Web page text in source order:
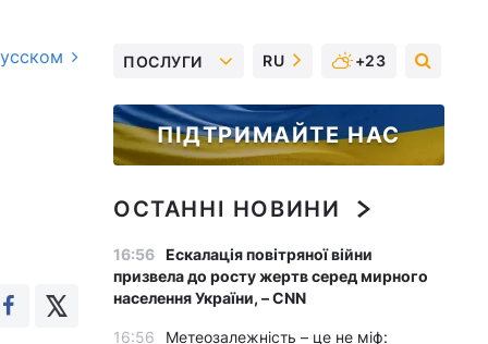
ПОСЛУГИ RU +23
ПІДТРИМАЙТЕ НАС
ОСТАННІ НОВИНИ
16:56 Ескалація повітряної війни
призвела до росту жертв серед мирного
населення України, – CNN
16:56
Метеозалежність – це не міф: